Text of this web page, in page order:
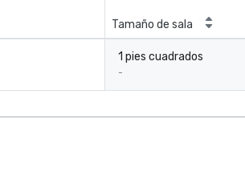
Tamaño de sala
1 pies cuadrados
-